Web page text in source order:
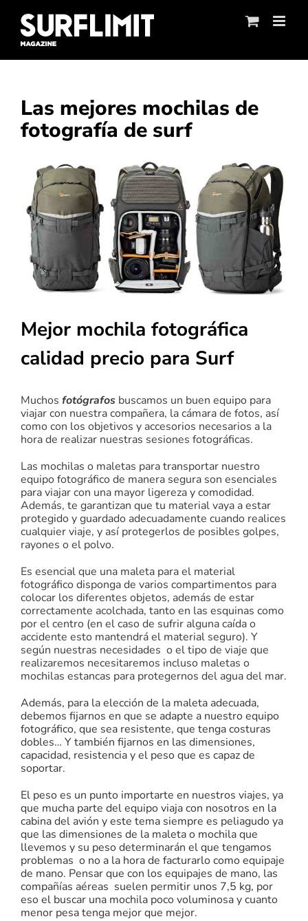
content
Las mejores mochilas de
fotografía de surf
imagen
más
grande
Mejor mochila fotográfica
calidad precio para Surf
Muchos fotógrafos buscamos un buen equipo para
viajar con nuestra compañera, la cámara de fotos, así
como con los objetivos y accesorios necesarios a la
hora de realizar nuestras sesiones fotográficas.
Las mochilas o maletas para transportar nuestro
equipo fotográfico de manera segura son esenciales
para viajar con una mayor ligereza y comodidad.
Además, te garantizan que tu material vaya a estar
protegido y guardado adecuadamente cuando realices
cualquier viaje, y así protegerlos de posibles golpes,
rayones o el polvo.
Es esencial que una maleta para el material
fotográfico disponga de varios compartimentos para
colocar los diferentes objetos, además de estar
correctamente acolchada, tanto en las esquinas como
por el centro (en el caso de sufrir alguna caída o
accidente esto mantendrá el material seguro). Y
según nuestras necesidades o el tipo de viaje que
realizaremos necesitaremos incluso maletas o
mochilas estancas para protegernos del agua del mar.
Además, para la elección de la maleta adecuada,
debemos fijarnos en que se adapte a nuestro equipo
fotográfico, que sea resistente, que tenga costuras
dobles… Y también fijarnos en las dimensiones,
capacidad, resistencia y el peso que es capaz de
soportar.
El peso es un punto importarte en nuestros viajes, ya
que mucha parte del equipo viaja con nosotros en la
cabina del avión y este tema siempre es peliagudo ya
que las dimensiones de la maleta o mochila que
llevemos y su peso determinarán el que tengamos
problemas o no a la hora de facturarlo como equipaje
de mano. Pensar que con los equipajes de mano, las
compañías aéreas suelen permitir unos 7,5 kg, por
eso el buscar una mochila poco voluminosa y cuanto
menor pesa tenga mejor que mejor.